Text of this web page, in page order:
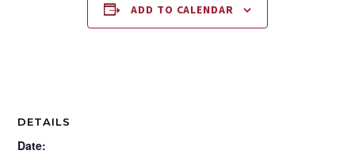
ADD TO CALENDAR
DETAILS
Date: